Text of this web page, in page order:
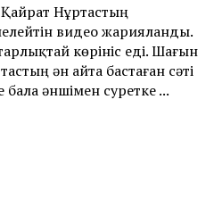
Қайрат Нұртастың
видео жарияланды.
көрініс еді. Шағын
ән айта бастаған сәті
бала әншімен суретке ...